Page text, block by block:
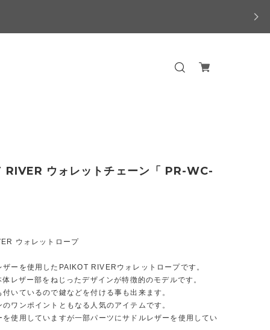
ウォレットチェーン「 PR-WC-
ウォレットロープ
ザーを使用したPAIKOT RIVERウォレットロープです。
レザー部をねじったデザインが特徴的のモデルです。
いているので鍵などを付ける事も出来ます。
ワンポイントともなる人気のアイテムです。
を使用していますが一部パーツにサドルレザーを使用してい